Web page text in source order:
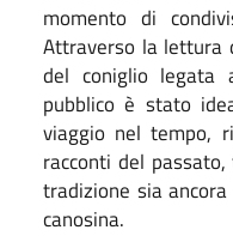
momento di
Attraverso la lettura
del coniglio legata
pubblico è stato
viaggio nel tempo,
racconti del
tradizione sia
canosina.